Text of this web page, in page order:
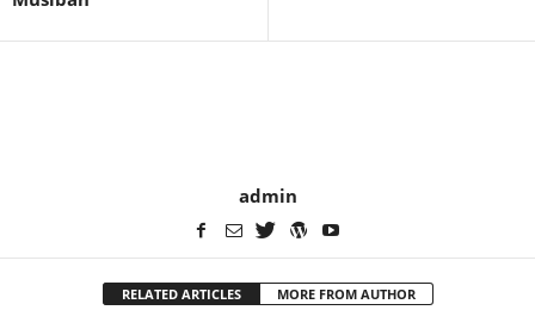
admin
RELATED ARTICLES MORE FROM AUTHOR